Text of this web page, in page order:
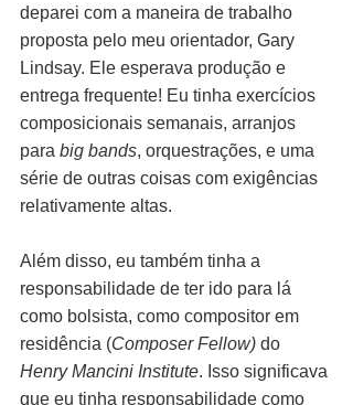
deparei com a maneira de trabalho
proposta pelo meu orientador, Gary
Lindsay. Ele esperava produção e
entrega frequente! Eu tinha exercícios
composicionais semanais, arranjos
para big bands, orquestrações, e uma
série de outras coisas com exigências
relativamente altas.
Além disso, eu também tinha a
responsabilidade de ter ido para lá
como bolsista, como compositor em
residência (Composer Fellow) do
Henry Mancini Institute. Isso significava
que eu tinha responsabilidade como